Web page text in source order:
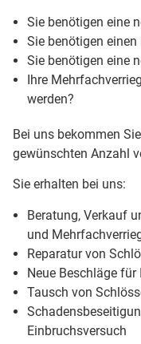
Sie benötigen eine
Sie benötigen
Sie benötigen eine
Ihre
werden?
Bei uns bekommen
gewünschten Anzahl
Sie erhalten bei uns:
Beratung, Verkauf
und
Reparatur von
Neue Beschläge für
Tausch von
Einbruchsversuch